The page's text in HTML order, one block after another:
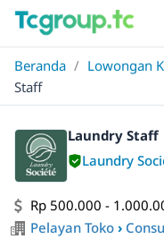
Beranda / Lowongan
Staff
Laundry Staff
Laundry
Rp 500.000 -
Pelayan Toko ›